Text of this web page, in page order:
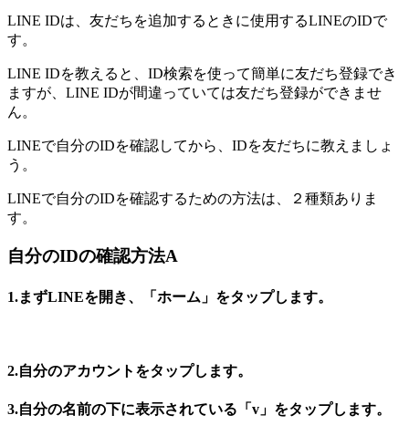
LINE IDは、友だちを追加するときに使用するLINEのIDで
す。
LINE IDを教えると、ID検索を使って簡単に友だち登録でき
ますが、LINE IDが間違っていては友だち登録ができませ
ん。
LINEで自分のIDを確認してから、IDを友だちに教えましょ
う。
LINEで自分のIDを確認するための方法は、２種類ありま
す。
自分のIDの確認方法A
1.まずLINEを開き、「ホーム」をタップします。
2.自分のアカウントをタップします。
3.自分の名前の下に表示されている「v」をタップします。